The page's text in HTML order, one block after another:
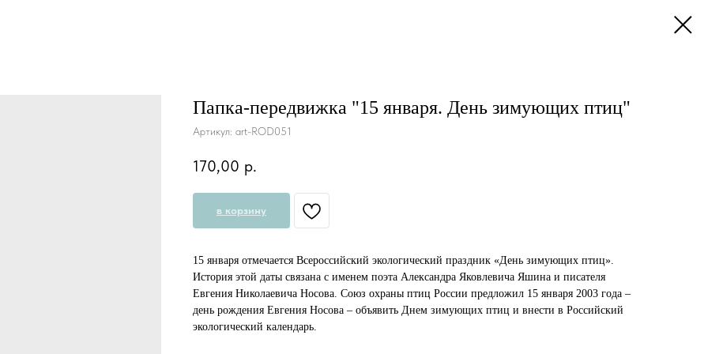
Папка-передвижка "15 января. День зимующих птиц"
Артикул: art-ROD051
170,00 р.
в корзину
15 января отмечается Всероссийский экологический праздник «День зимующих птиц».
История этой даты связана с именем поэта Александра Яковлевича Яшина и писателя
Евгения Николаевича Носова. Союз охраны птиц России предложил 15 января 2003 года –
день рождения Евгения Носова – объявить Днем зимующих птиц и внести в Российский
экологический календарь.